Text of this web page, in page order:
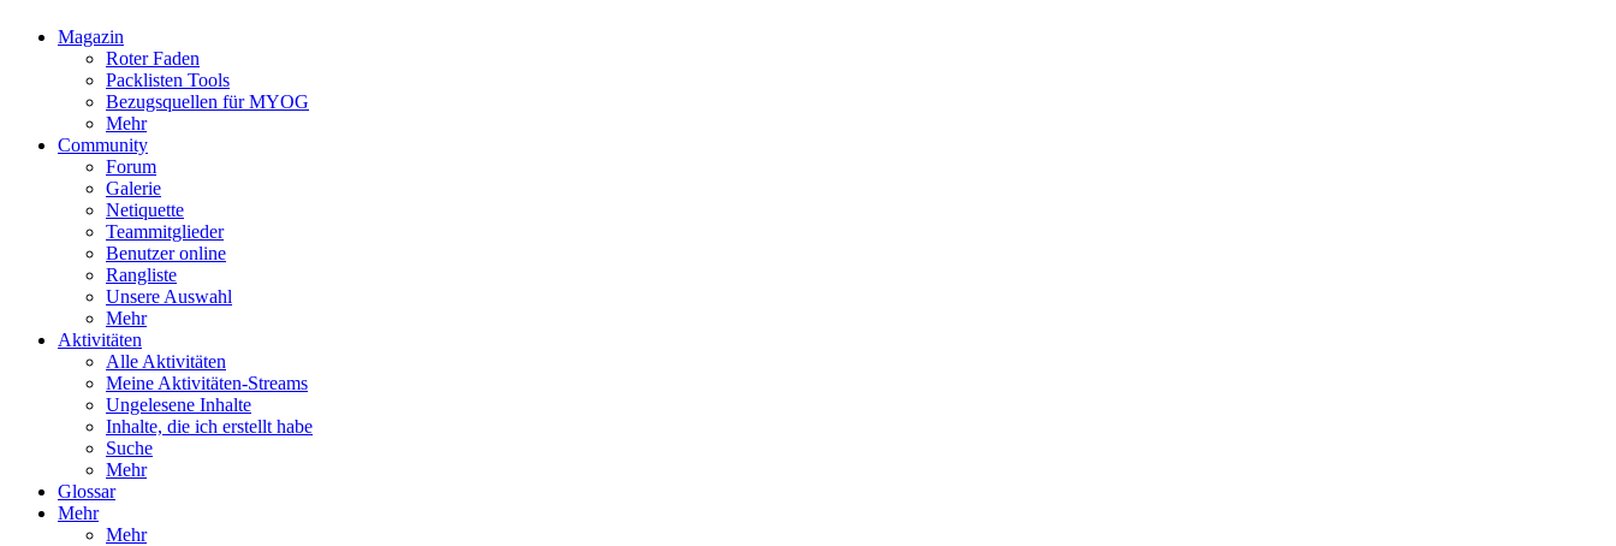
Magazin
Roter Faden
Packlisten Tools
Bezugsquellen für MYOG
Mehr
Community
Forum
Galerie
Netiquette
Teammitglieder
Benutzer online
Rangliste
Unsere Auswahl
Mehr
Aktivitäten
Alle Aktivitäten
Meine Aktivitäten-Streams
Ungelesene Inhalte
Inhalte, die ich erstellt habe
Suche
Mehr
Glossar
Mehr
Mehr